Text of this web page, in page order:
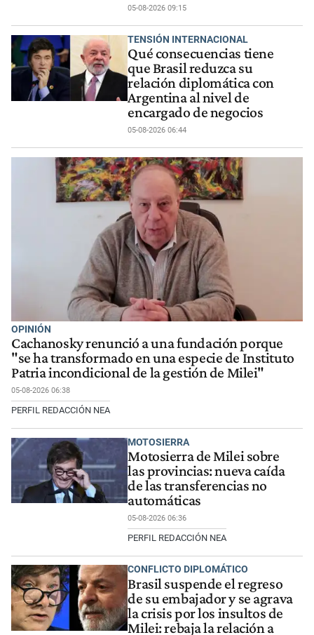
05-08-2026 09:15
TENSIÓN INTERNACIONAL
Qué consecuencias tiene
que Brasil reduzca su
relación diplomática con
Argentina al nivel de
encargado de negocios
05-08-2026 06:44
OPINIÓN
Cachanosky renunció a una fundación porque
"se ha transformado en una especie de Instituto
Patria incondicional de la gestión de Milei"
05-08-2026 06:38
PERFIL REDACCIÓN NEA
MOTOSIERRA
Motosierra de Milei sobre
las provincias: nueva caída
de las transferencias no
automáticas
05-08-2026 06:36
PERFIL REDACCIÓN NEA
CONFLICTO DIPLOMÁTICO
Brasil suspende el regreso
de su embajador y se agrava
la crisis por los insultos de
Milei: rebaja la relación a